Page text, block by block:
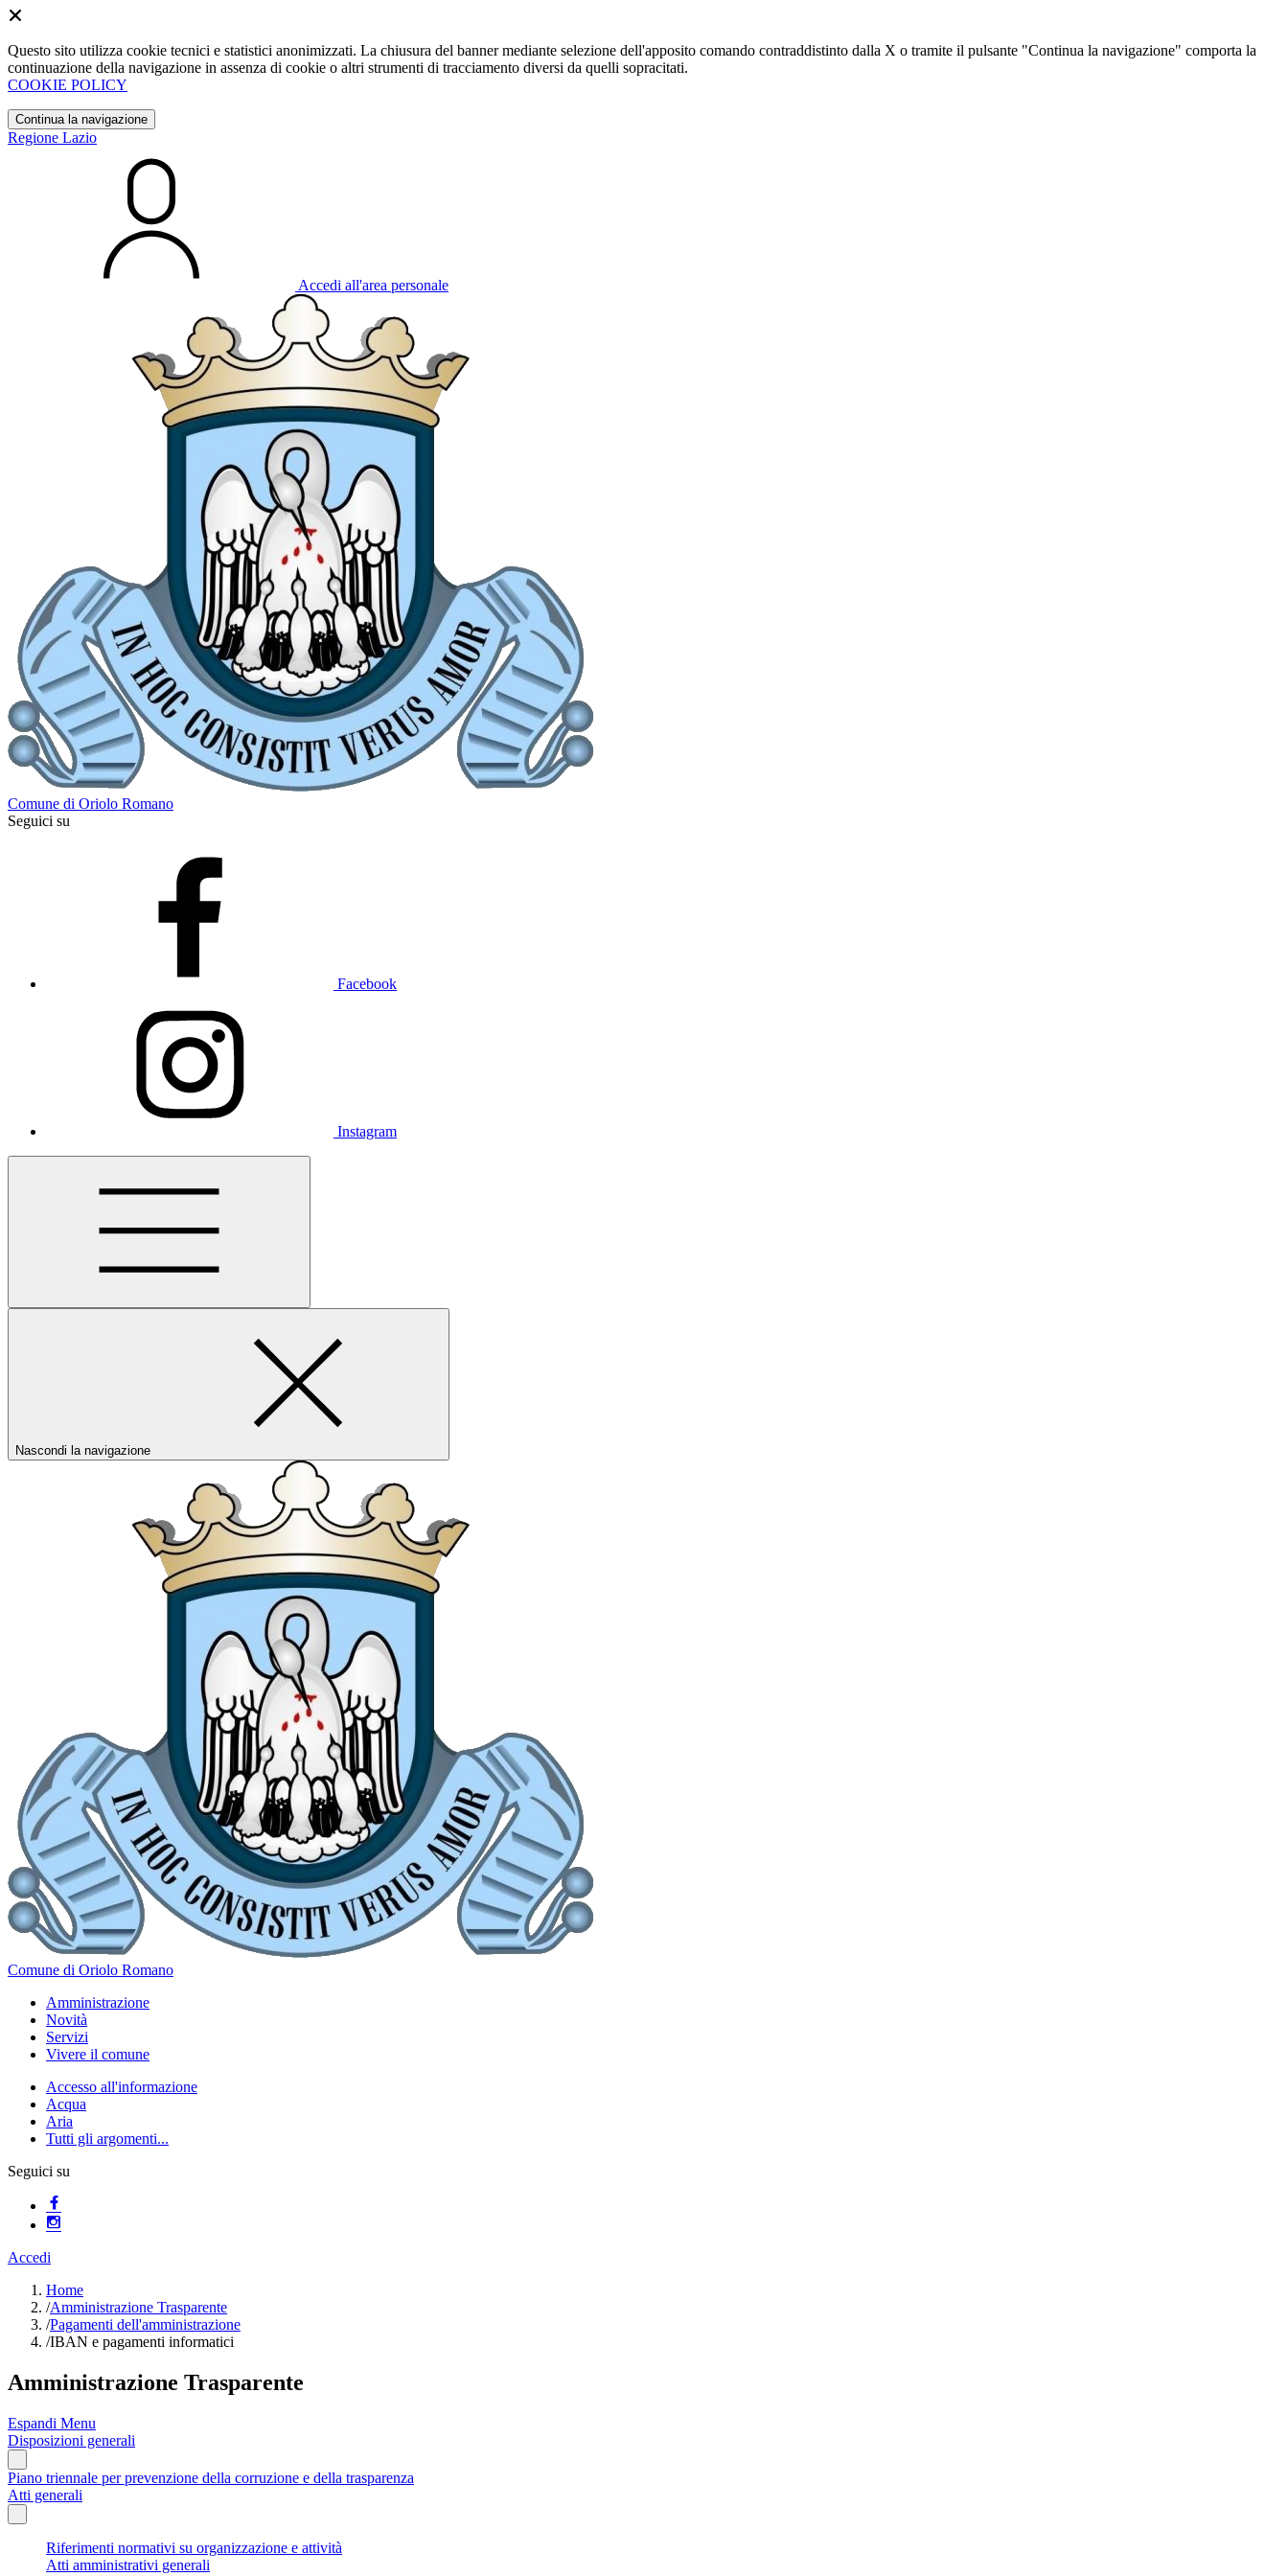
Questo sito utilizza cookie tecnici e statistici anonimizzati. La chiusura del banner mediante selezione dell'apposito comando contraddistinto dalla X o tramite il pulsante "Continua la navigazione" comporta la
continuazione della navigazione in assenza di cookie o altri strumenti di tracciamento diversi da quelli sopracitati.
COOKIE POLICY
Continua la navigazione
Regione Lazio
Accedi all'area personale
Comune di Oriolo Romano
Seguici su
Facebook
Instagram
Nascondi la navigazione
Comune di Oriolo Romano
Amministrazione
Novità
Servizi
Vivere il comune
Accesso all'informazione
Acqua
Aria
Tutti gli argomenti...
Seguici su
Accedi
Home
/Amministrazione Trasparente
/Pagamenti dell'amministrazione
/IBAN e pagamenti informatici
Amministrazione Trasparente
Espandi Menu
Disposizioni generali
Piano triennale per prevenzione della corruzione e della trasparenza
Atti generali
Riferimenti normativi su organizzazione e attività
Atti amministrativi generali